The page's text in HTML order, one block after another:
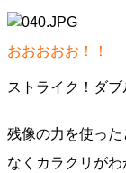
おおおおお！！
ストライク！ダブ
残像の力を使っ
なくカラクリが